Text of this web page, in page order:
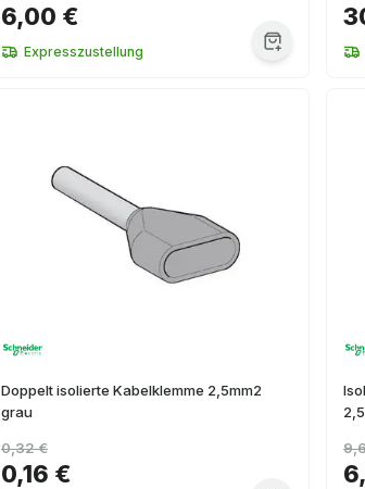
6,00 €
Expresszustellung
Doppelt isolierte Kabelklemme 2,5mm2
grau
0,16 €
0,32 €